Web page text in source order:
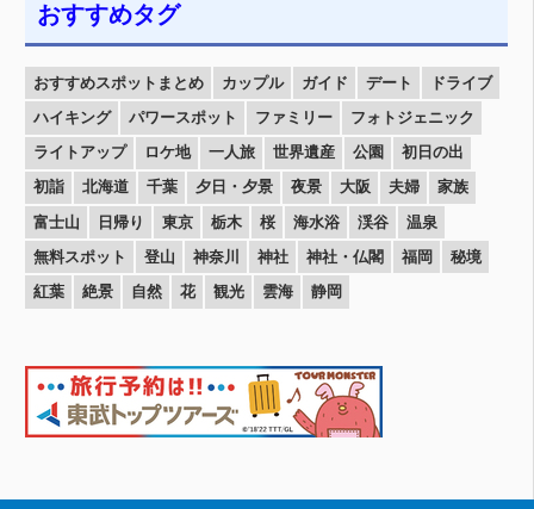
おすすめタグ
おすすめスポットまとめ カップル ガイド デート
ドライブ
ハイキング
パワースポット ファミリー
フォトジェニック
ライトアップ
ロケ地 一人旅 世界遺産 公園
初日の出
初詣
北海道 千葉 夕日・夕景 夜景 大阪 夫婦
家族
富士山
日帰り 東京 栃木 桜 海水浴 渓谷
温泉
無料スポット
登山 神奈川 神社 神社・仏閣 福岡
秘境
紅葉
絶景 自然 花 観光 雲海 静岡